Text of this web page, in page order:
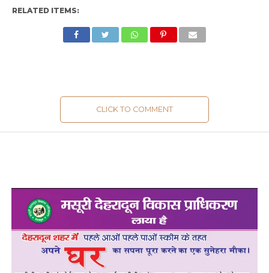
RELATED ITEMS:
CLICK TO COMMENT